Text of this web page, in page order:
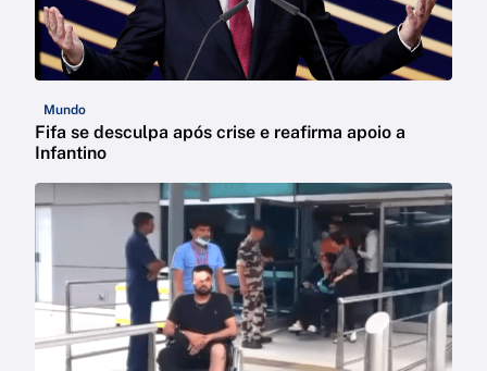
Mundo
Fifa se desculpa após crise e reafirma apoio a
Infantino